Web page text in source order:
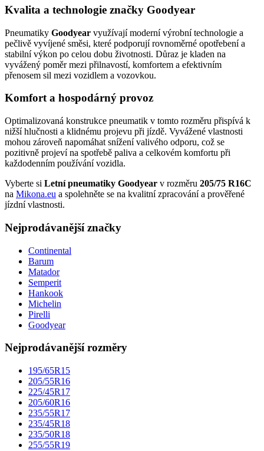
Kvalita a technologie značky Goodyear
Pneumatiky Goodyear využívají moderní výrobní technologie a
pečlivě vyvíjené směsi, které podporují rovnoměrné opotřebení a
stabilní výkon po celou dobu životnosti. Důraz je kladen na
vyvážený poměr mezi přilnavostí, komfortem a efektivním
přenosem sil mezi vozidlem a vozovkou.
Komfort a hospodárný provoz
Optimalizovaná konstrukce pneumatik v tomto rozměru přispívá k
nižší hlučnosti a klidnému projevu při jízdě. Vyvážené vlastnosti
mohou zároveň napomáhat snížení valivého odporu, což se
pozitivně projeví na spotřebě paliva a celkovém komfortu při
každodenním používání vozidla.
Vyberte si Letní pneumatiky Goodyear v rozměru 205/75 R16C
na Mikona.eu a spolehněte se na kvalitní zpracování a prověřené
jízdní vlastnosti.
Nejprodávanější značky
Continental
Barum
Matador
Semperit
Hankook
Michelin
Pirelli
Goodyear
Nejprodávanější rozměry
195/65R15
205/55R16
225/45R17
205/60R16
235/55R17
235/45R18
235/50R18
255/55R19